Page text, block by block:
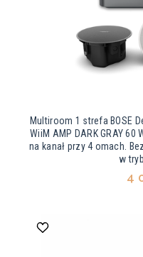
Multiroom 1 strefa BOSE
WiiM AMP DARK GRAY 60
na kanał przy 4 omach.
w
4